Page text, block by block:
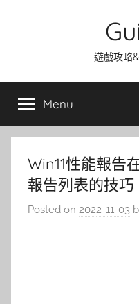
遊戲攻略
Menu
Win11性能報告
報告列表的技巧
Posted on 2022-11-03